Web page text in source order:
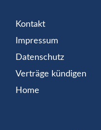
Kontakt
Impressum
Datenschutz
Verträge kündigen
Home